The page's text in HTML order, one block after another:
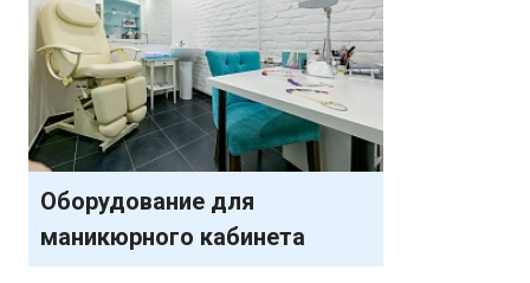
Оборудование для
маникюрного кабинета